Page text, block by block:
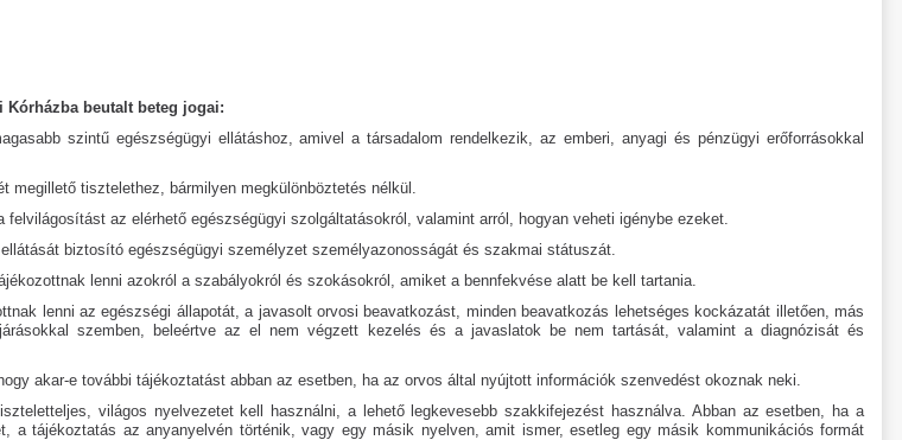
Kórházba beutalt beteg jogai:
szintű egészségügyi ellátáshoz, amivel a társadalom rendelkezik, az emberi, anyagi és pénzügyi erőforrásokkal
megillető tisztelethez, bármilyen megkülönböztetés nélkül.
felvilágosítást az elérhető egészségügyi szolgáltatásokról, valamint arról, hogyan veheti igénybe ezeket.
biztosító egészségügyi személyzet személyazonosságát és szakmai státuszát.
lenni azokról a szabályokról és szokásokról, amiket a bennfekvése alatt be kell tartania.
lenni az egészségi állapotát, a javasolt orvosi beavatkozást, minden beavatkozás lehetséges kockázatát illetően, más
szemben, beleértve az el nem végzett kezelés és a javaslatok be nem tartását, valamint a diagnózisát és
akar-e további tájékoztatást abban az esetben, ha az orvos által nyújtott információk szenvedést okoznak neki.
világos nyelvezetet kell használni, a lehető legkevesebb szakkifejezést használva. Abban az esetben, ha a
a tájékoztatás az anyanyelvén történik, vagy egy másik nyelven, amit ismer, esetleg egy másik kommunikációs formát